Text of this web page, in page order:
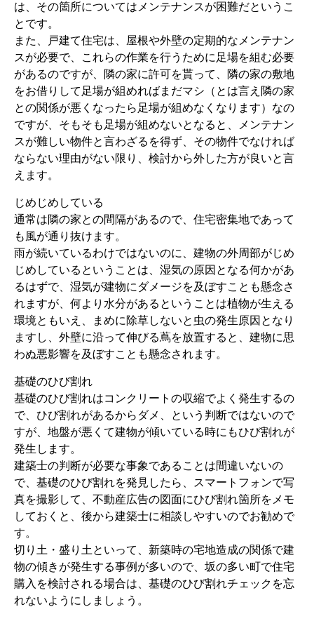
は、その箇所についてはメンテナンスが困難だというこ
とです。
また、戸建て住宅は、屋根や外壁の定期的なメンテナン
スが必要で、これらの作業を行うために足場を組む必要
があるのですが、隣の家に許可を貰って、隣の家の敷地
をお借りして足場が組めればまだマシ（とは言え隣の家
との関係が悪くなったら足場が組めなくなります）なの
ですが、そもそも足場が組めないとなると、メンテナン
スが難しい物件と言わざるを得ず、その物件でなければ
ならない理由がない限り、検討から外した方が良いと言
えます。
じめじめしている
通常は隣の家との間隔があるので、住宅密集地であって
も風が通り抜けます。
雨が続いているわけではないのに、建物の外周部がじめ
じめしているということは、湿気の原因となる何かがあ
るはずで、湿気が建物にダメージを及ぼすことも懸念さ
れますが、何より水分があるということは植物が生える
環境ともいえ、まめに除草しないと虫の発生原因となり
ますし、外壁に沿って伸びる蔦を放置すると、建物に思
わぬ悪影響を及ぼすことも懸念されます。
基礎のひび割れ
基礎のひび割れはコンクリートの収縮でよく発生するの
で、ひび割れがあるからダメ、という判断ではないので
すが、地盤が悪くて建物が傾いている時にもひび割れが
発生します。
建築士の判断が必要な事象であることは間違いないの
で、基礎のひび割れを発見したら、スマートフォンで写
真を撮影して、不動産広告の図面にひび割れ箇所をメモ
しておくと、後から建築士に相談しやすいのでお勧めで
す。
切り土・盛り土といって、新築時の宅地造成の関係で建
物の傾きが発生する事例が多いので、坂の多い町で住宅
購入を検討される場合は、基礎のひび割れチェックを忘
れないようにしましょう。